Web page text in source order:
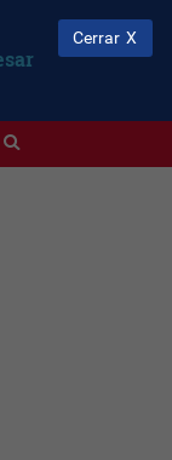
INFOSTYLE
Cerrar